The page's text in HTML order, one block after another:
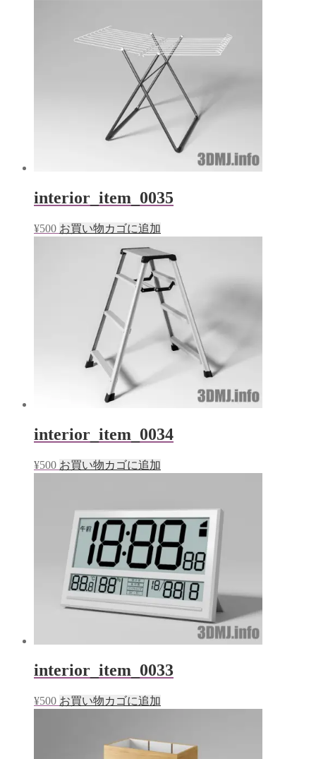
interior_item_0035
¥500 お買い物カゴに追加
interior_item_0034
¥500 お買い物カゴに追加
interior_item_0033
¥500 お買い物カゴに追加